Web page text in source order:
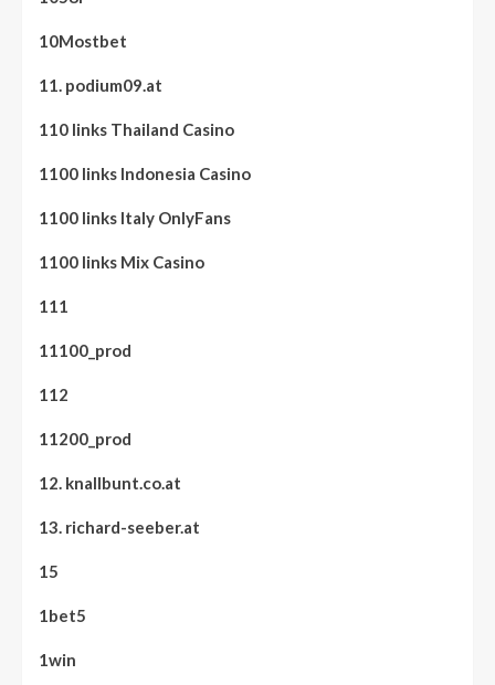
10Mostbet
11. podium09.at
110 links Thailand Casino
1100 links Indonesia Casino
1100 links Italy OnlyFans
1100 links Mix Casino
111
11100_prod
112
11200_prod
12. knallbunt.co.at
13. richard-seeber.at
15
1bet5
1win